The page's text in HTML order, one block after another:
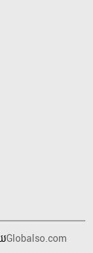
Globalso.com